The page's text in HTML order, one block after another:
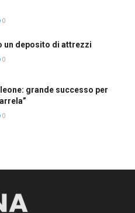
0
un deposito di attrezzi
0
grande successo per
0